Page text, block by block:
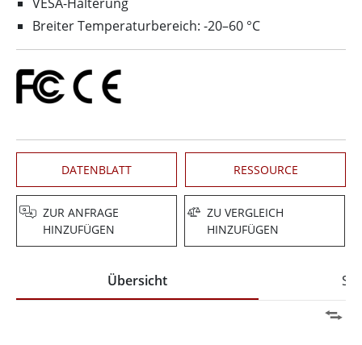
Breiter Temperaturbereich: -20–60 °C
DATENBLATT RESSOURCE
ZUR ANFRAGE
HINZUFÜGEN
ZU VERGLEICH
HINZUFÜGEN
Übersicht